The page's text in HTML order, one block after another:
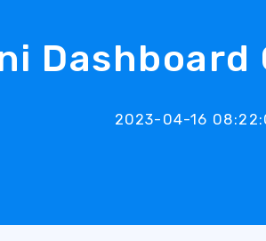
Dashboard
2023-04-16